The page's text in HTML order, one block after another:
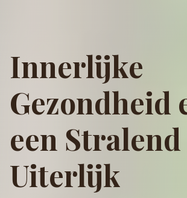
Innerlijke
Gezondheid
een Stralend
Uiterlijk